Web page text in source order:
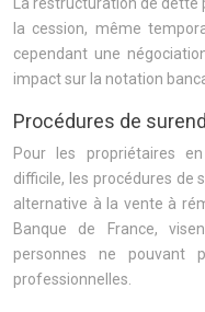
la cession, même
cependant une
impact sur la notation
Procédures de
Pour les propriétaires
difficile, les procédures de
alternative à la vente à
Banque de France,
personnes ne
professionnelles.